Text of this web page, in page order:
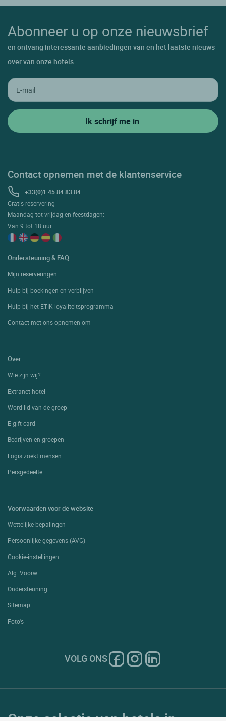
Abonneer u op onze nieuwsbrief
en ontvang interessante aanbiedingen van en het laatste nieuws
over van onze hotels.
Contact opnemen met de klantenservice
+33(0)1 45 84 83 84
Gratis reservering
Maandag tot vrijdag en feestdagen:
Van 9 tot 18 uur
Ondersteuning & FAQ
Mijn reserveringen
Hulp bij boekingen en verblijven
Hulp bij het ETIK loyaliteitsprogramma
Contact met ons opnemen om
Over
Wie zijn wij?
Extranet hotel
Word lid van de groep
E-gift card
Bedrijven en groepen
Logis zoekt mensen
Persgedeelte
Voorwaarden voor de website
Wettelijke bepalingen
Persoonlijke gegevens (AVG)
Cookie-instellingen
Alg. Voorw.
Ondersteuning
Sitemap
Foto's
VOLG ONS